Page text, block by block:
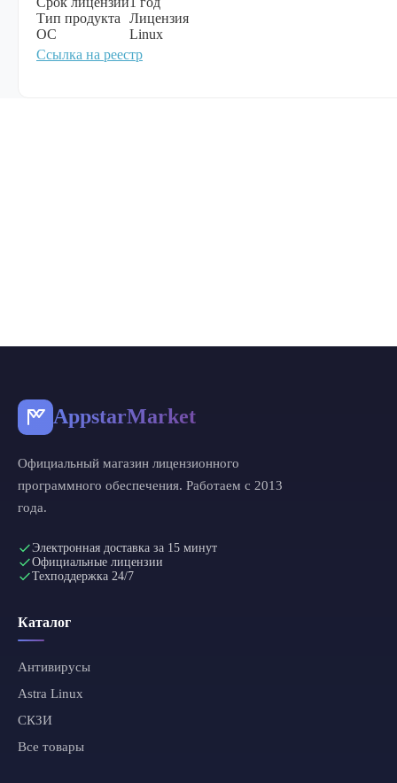
Тип продукта
Лицензия
ОС
Linux
Ссылка на реестр
AppstarMarket
Официальный магазин лицензионного
программного обеспечения. Работаем с 2013
года.
Электронная доставка за 15 минут
Официальные лицензии
Техподдержка 24/7
Каталог
Антивирусы
Astra Linux
СКЗИ
Все товары